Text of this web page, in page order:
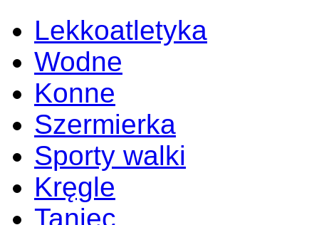
Lekkoatletyka
Wodne
Konne
Szermierka
Sporty walki
Kręgle
Taniec